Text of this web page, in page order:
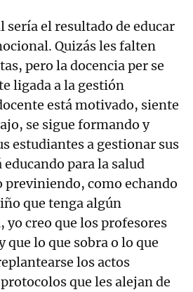
sería el resultado de educar
Quizás les falten
pero la docencia per se
ligada a la gestión
está motivado, siente
se sigue formando y
estudiantes a gestionar sus
para la salud
previniendo, como echando
que tenga algún
yo creo que los profesores
que lo que sobra o lo que
los actos
que les alejan de